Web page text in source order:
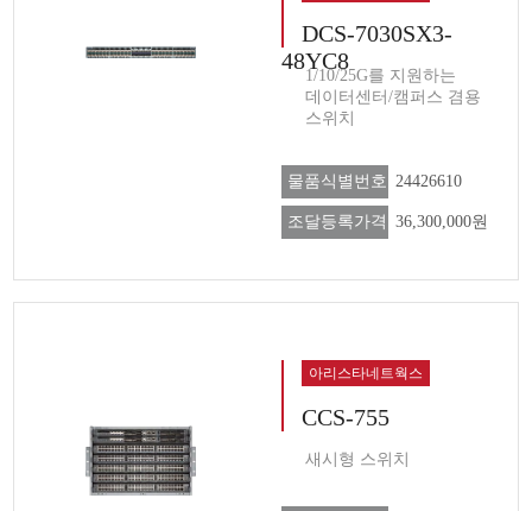
DCS-7030SX3-
48YC8
1/10/25G를 지원하는
데이터센터/캠퍼스 겸용
스위치
물품식별번호 24426610
조달등록가격 36,300,000원
아리스타네트웍스
CCS-755
새시형 스위치